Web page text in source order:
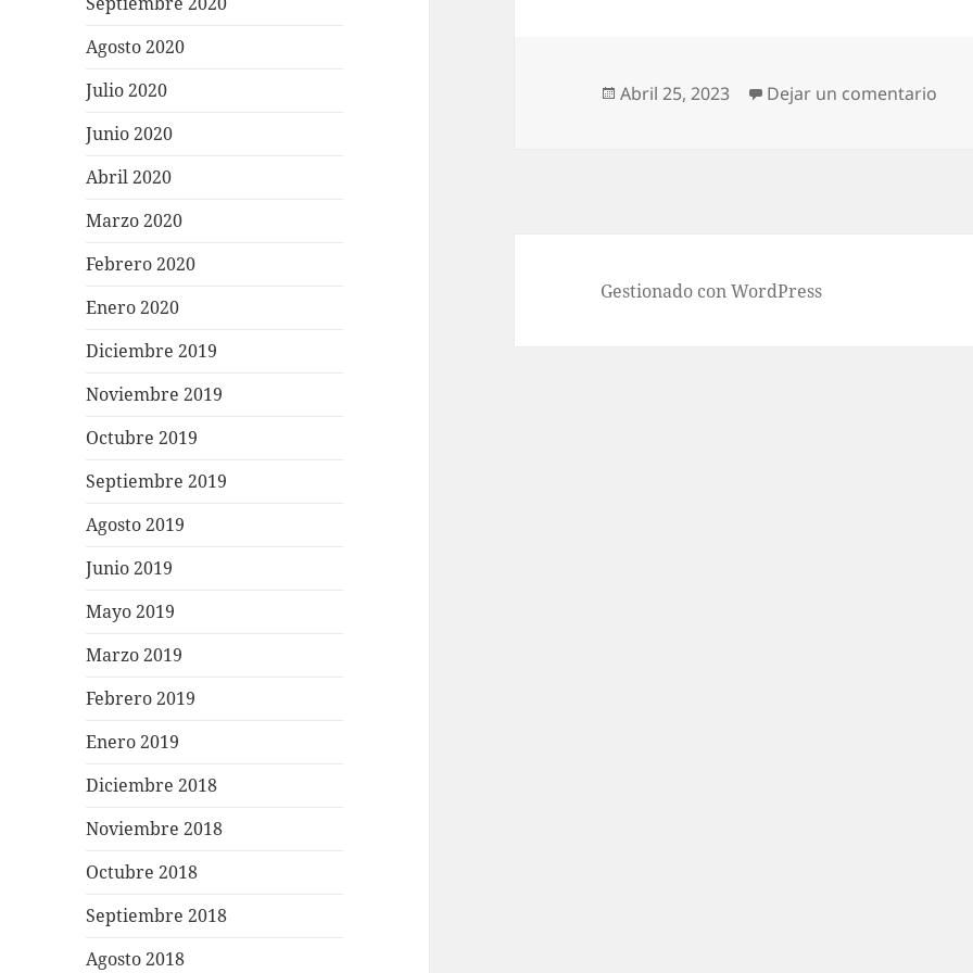
Agosto 2020
Julio 2020
Junio 2020
Abril 2020
Marzo 2020
Febrero 2020
Enero 2020
Diciembre 2019
Noviembre 2019
Octubre 2019
Septiembre 2019
Agosto 2019
Junio 2019
Mayo 2019
Marzo 2019
Febrero 2019
Enero 2019
Diciembre 2018
Noviembre 2018
Octubre 2018
Septiembre 2018
Agosto 2018
p
Publicado
Abril 25, 2023 Dejar un comentario
Gestionado con WordPress